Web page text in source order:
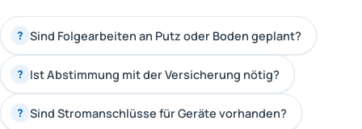
? Sind Folgearbeiten an Putz oder Boden geplant?
? Ist Abstimmung mit der Versicherung nötig?
? Sind Stromanschlüsse für Geräte vorhanden?